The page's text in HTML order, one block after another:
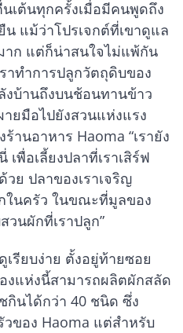
เต้นทุกครั้งเมื่อมีคนพูดถึง
น แม้ว่าโปรเจกต์ที่เขาดูแล
าก แต่ก็น่าสนใจไม่แพ้กัน
าทำการปลูกวัตถุดิบของ
งบ้านถึงบนช้อนทานข้าว
ยมือไปยังสวนแห่งแรง
นอาหาร Haoma “เรายัง
พื่อเลี้ยงปลาที่เราเสิร์ฟ
ย ปลาของเราเจริญ
ในครัว ในขณะที่มูลของ
วนผักที่เราปลูก”
เรียบง่าย ตั้งอยู่ท้ายซอย
งแห่งนี้สามารถผลิตผักสลัด
กินได้กว่า 40 ชนิด ซึ่ง
ของ Haoma แต่สำหรับ